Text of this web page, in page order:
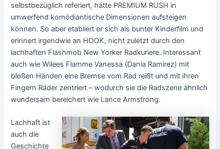
selbstbezüglich referiert, hätte PREMIUM RUSH in
umwerfend komödiantische Dimensionen aufsteigen
können. So aber etabliert er sich als bunter Kinderfilm und
erinnert irgendwie an HOOK, nicht zuletzt durch den
lachhaften Flashmob New Yorker Radkuriere. Interessant
auch wie Wilees Flamme Vanessa (Dania Ramirez) mit
bloßen Händen eine Bremse vom Rad reißt und mit ihren
Fingern Räder zentriert – wodurch sie die Radszene ähnlich
wundersam bereichert wie Lance Armstrong.
Lachhaft ist
auch die
Geschichte